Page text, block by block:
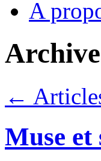
A
←
Muse et